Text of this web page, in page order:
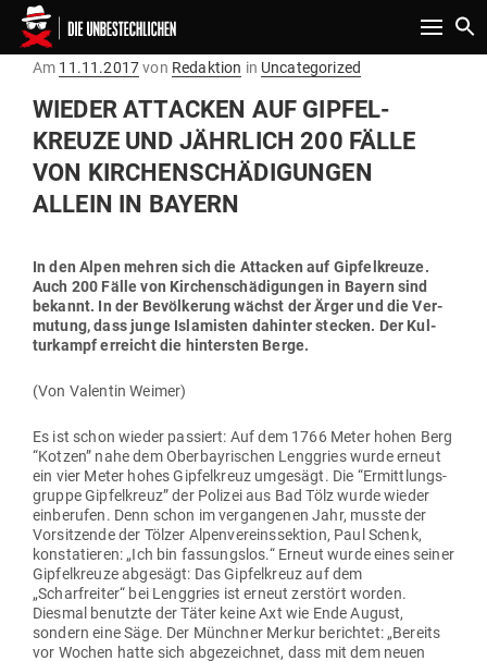
Toggle
Am Gepostet
11.11.2017von Redaktion in Uncategorized
WIEDER ATTACKEN AUF GIP­FEL­
KREUZE UND JÄHRLICH 200 FÄLLE
VON KIR­CHEN­SCHÄ­DI­GUNGEN
ALLEIN IN BAYERN
In den Alpen mehren sich die Attacken auf Gip­fel­kreuze.
Auch 200 Fälle von Kir­chen­schä­di­gungen in Bayern sind
bekannt. In der Bevöl­kerung wächst der Ärger und die Ver­
mutung, dass junge Isla­misten dahinter stecken. Der Kul­
tur­kampf erreicht die hin­tersten Berge.
(Von Valentin Weimer)
Es ist schon wieder pas­siert: Auf dem 1766 Meter hohen Berg
“Kotzen” nahe dem Ober­bay­ri­schen Leng­gries wurde erneut
ein vier Meter hohes Gip­fel­kreuz umgesägt. Die “Ermitt­lungs­
gruppe Gip­fel­kreuz” der Polizei aus Bad Tölz wurde wieder
ein­be­rufen. Denn schon im ver­gan­genen Jahr, musste der
Vor­sit­zende der Tölzer Alpen­ver­eins­sektion, Paul Schenk,
kon­sta­tieren: „Ich bin fas­sungslos.“ Erneut wurde eines seiner
Gip­fel­kreuze abgesägt: Das Gip­fel­kreuz auf dem
„Scharfreiter“ bei Leng­gries ist erneut zer­stört worden.
Diesmal benutzte der Täter keine Axt wie Ende August,
sondern eine Säge. Der Münchner Merkur berichtet: „Bereits
vor Wochen hatte sich abge­zeichnet, dass mit dem neuen